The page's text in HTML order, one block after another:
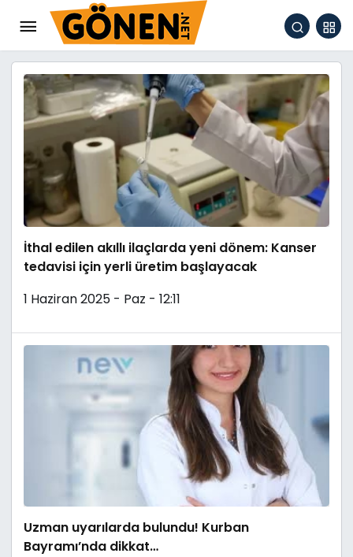
İthal edilen akıllı ilaçlarda yeni dönem: Kanser
tedavisi için yerli üretim başlayacak
1 Haziran 2025 - Paz - 12:11
Uzman uyarılarda bulundu! Kurban
Bayramı’nda dikkat…